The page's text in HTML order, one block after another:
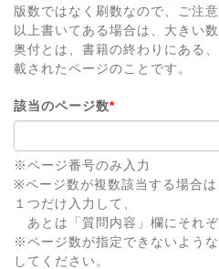
版数ではなく刷数なので、ご注
以上書いてある場合は、大きい
奥付とは、書籍の終わりにある
載されたページのことです。
該当のページ数*
※ページ番号のみ入力
※ページ数が複数該当する場合
１つだけ入力して、
あとは「質問内容」欄にそれぞ
※ページ数が指定できないよう
してください。